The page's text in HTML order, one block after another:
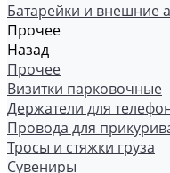
Батарейки и внешние
Прочее
Назад
Прочее
Визитки парковочные
Держатели для
Провода для
Тросы и стяжки груза
Сувениры